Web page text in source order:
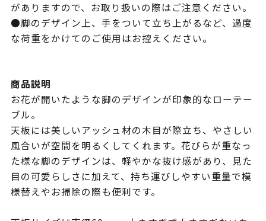
がありますので、お取り扱いの際はご注意ください。
●脚のデザイン上、手をついて立ち上がるなど、過度
な荷重をかけてのご使用はお控えください。
商品説明
お花が開いたような脚のデザインが印象的なローテー
ブル。
天板には美しいアッシュ材の木目が際立ち、やさしい
風合いが空間を明るくしてくれます。花びらが重なっ
た様な脚のデザインは、軽やかな抜け感があり、見た
目の可愛らしさに加えて、持ち運びしやすい重量で模
様替えやお掃除の際も便利です。